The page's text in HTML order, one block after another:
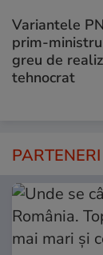
Variantele
prim-
greu de
tehnocrat
PARTENERI